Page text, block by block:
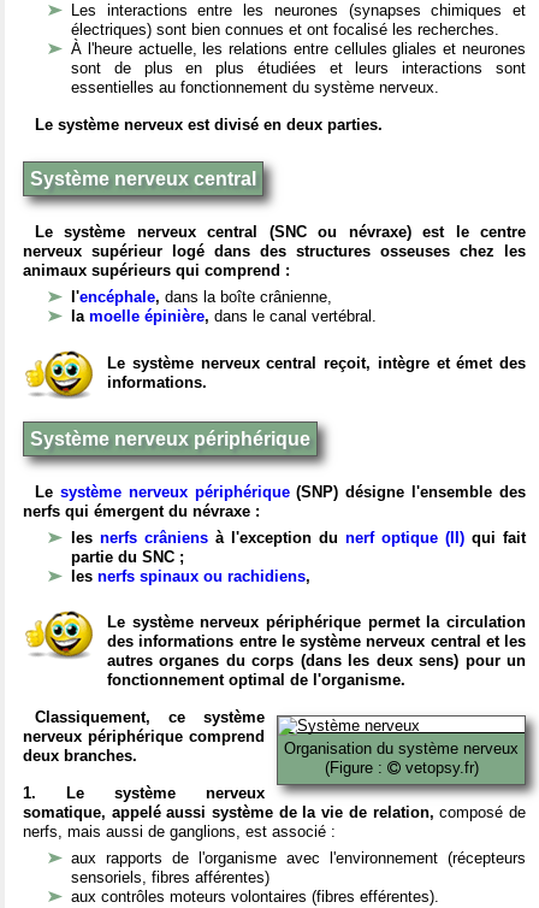
Les interactions entre les neurones (synapses chimiques et
électriques) sont bien connues et ont focalisé les recherches.
À l'heure actuelle, les relations entre cellules gliales et neurones
sont de plus en plus étudiées et leurs interactions sont
essentielles au fonctionnement du système nerveux.
Le système nerveux est divisé en deux parties.
Système nerveux central
Le système nerveux central (SNC ou névraxe) est le centre
nerveux supérieur logé dans des structures osseuses chez les
animaux supérieurs qui comprend :
l'encéphale, dans la boîte crânienne,
la moelle épinière, dans le canal vertébral.
Le système nerveux central reçoit, intègre et émet des
informations.
Système nerveux périphérique
Le système nerveux périphérique(SNP) désigne l'ensemble des
nerfs qui émergent du névraxe :
les nerfs crâniens à l'exception du nerf optique (II) qui fait
partie du SNC ;
les nerfs spinaux ou rachidiens,
Le système nerveux périphérique permet la circulation
des informations entre le système nerveux central et les
autres organes du corps (dans les deux sens) pour un
fonctionnement optimal de l'organisme.
Organisation du système nerveux
(Figure :
vetopsy.fr)
Classiquement, ce système
nerveux périphérique comprend
deux branches.
1. Le système nerveux
somatique, appelé aussi système de la vie de relation, composé de
nerfs, mais aussi de ganglions, est associé :
aux rapports de l'organisme avec l'environnement (récepteurs
sensoriels, fibres afférentes)
aux contrôles moteurs volontaires (fibres efférentes).